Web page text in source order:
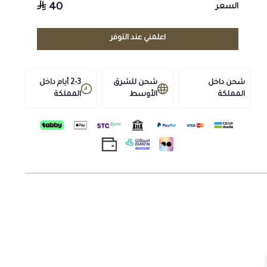
ينظَّف الجرح جيدًا قبل الاستخدام.
يُرجّ ويُرشّ على منطقة الجرح من مسافة مناسبة مرة إلى مرتين
السعر 40
اعلمني عند التوفر
شحن داخل
المملكة
شحن للشرق
الأوسط
2-3 أيام داخل
المملكة